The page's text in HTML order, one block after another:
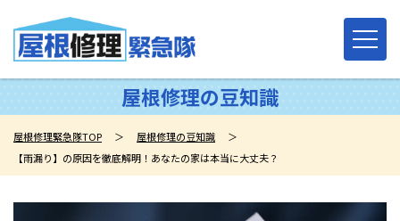
屋根修理の豆知識
屋根修理緊急隊TOP ＞ 屋根修理の豆知識
＞
【雨漏り】の原因を徹底解明！あなたの家は本当に大丈夫？